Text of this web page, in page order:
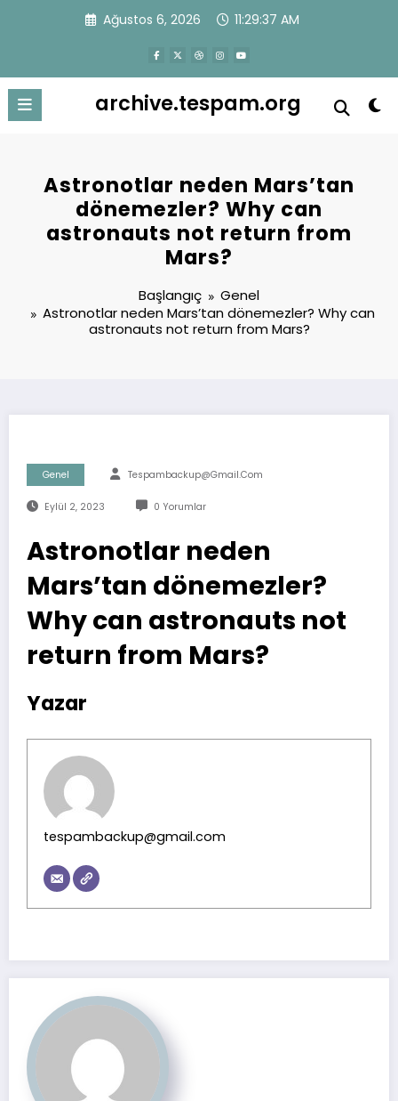
Ağustos 6, 2026 11:29:37 AM
archive.tespam.org
Astronotlar neden Mars’tan
dönemezler? Why can
astronauts not return from
Mars?
Başlangıç
Genel
Astronotlar neden Mars’tan dönemezler? Why can
astronauts not return from Mars?
Genel Tespambackup@gmail.com
Eylül 2, 2023 0 Yorumlar
Astronotlar neden
Mars’tan dönemezler?
Why can astronauts not
return from Mars?
Yazar
tespambackup@gmail.com